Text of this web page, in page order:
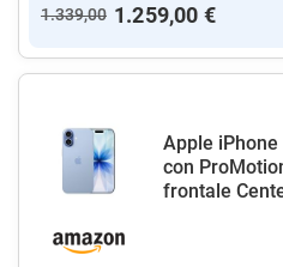
1.339,00 1.259,00 €
Apple iPhone
con
frontale